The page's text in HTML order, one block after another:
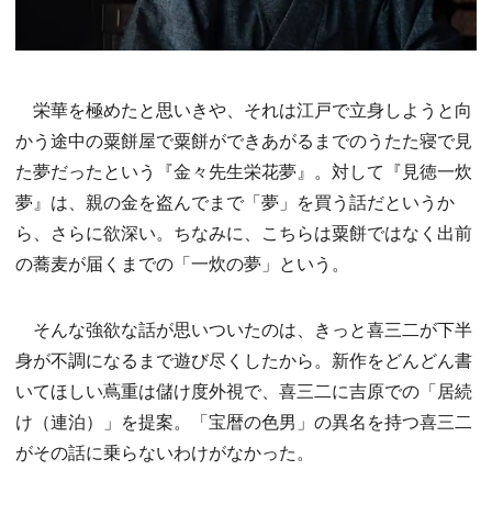
栄華を極めたと思いきや、それは江戸で立身しようと向
かう途中の粟餅屋で粟餅ができあがるまでのうたた寝で見
た夢だったという『金々先生栄花夢』。対して『見徳一炊
夢』は、親の金を盗んでまで「夢」を買う話だというか
ら、さらに欲深い。ちなみに、こちらは粟餅ではなく出前
の蕎麦が届くまでの「一炊の夢」という。
そんな強欲な話が思いついたのは、きっと喜三二が下半
身が不調になるまで遊び尽くしたから。新作をどんどん書
いてほしい蔦重は儲け度外視で、喜三二に吉原での「居続
け（連泊）」を提案。「宝暦の色男」の異名を持つ喜三二
がその話に乗らないわけがなかった。